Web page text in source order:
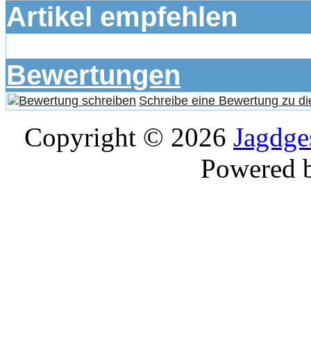
Artikel empfehlen
Bewertungen
Schreibe eine Bewertung zu
Copyright © 2026
Powered